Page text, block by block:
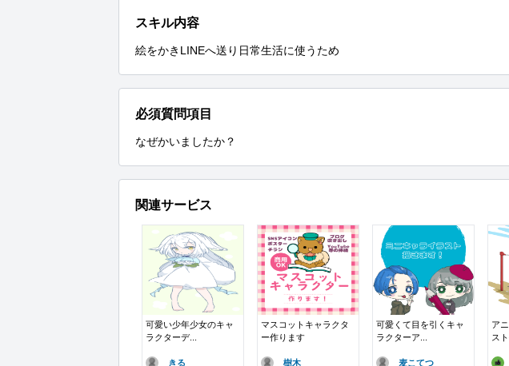
スキル内容
絵をかきLINEへ送り日常生活に使うため
必須質問項目
なぜかいましたか？
関連サービス
可愛い少年少女のキャ
ラクターデ...
きる
マスコットキャラクタ
ー作ります
樹木
可愛くて目を引くキャ
ラクターア...
麦こてつ
ア
ス